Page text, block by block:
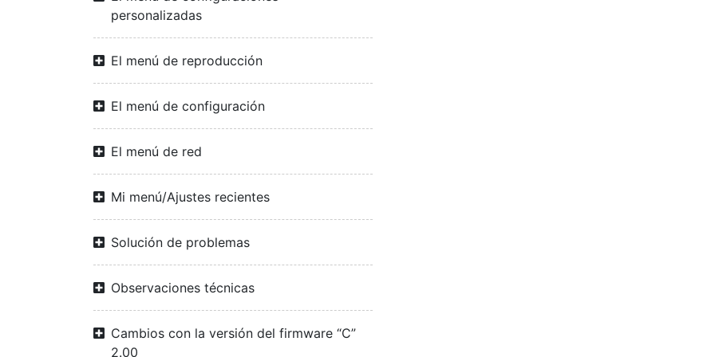
personalizadas
El menú de reproducción
El menú de configuración
El menú de red
Mi menú/Ajustes recientes
Solución de problemas
Observaciones técnicas
Cambios con la versión del firmware “C”
2.00